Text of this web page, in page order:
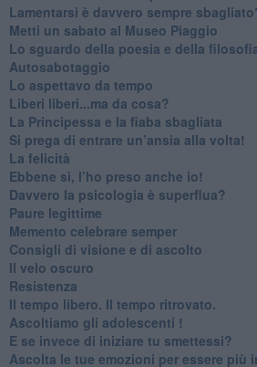
​Lamentarsi è davvero sempre
​Metti un sabato al Museo Piaggio
​Lo sguardo della poesia e della
Autosabotaggio
​Lo aspettavo da tempo
​Liberi liberi...ma da cosa?
​La Principessa e la fiaba sbagliata
Si prega di entrare un’ansia alla volta!
​La felicità
​Ebbene sì, l’ho preso anche io!
​Davvero la psicologia è superflua?
Paure legittime
​Memento celebrare semper
​Consigli di visione e di ascolto
​Il velo oscuro
Resistenza
​Il tempo libero. Il tempo ritrovato.
Ascoltiamo gli adolescenti !
​E se invece di iniziare tu smettessi?
​Ascolta le tue emozioni per essere più